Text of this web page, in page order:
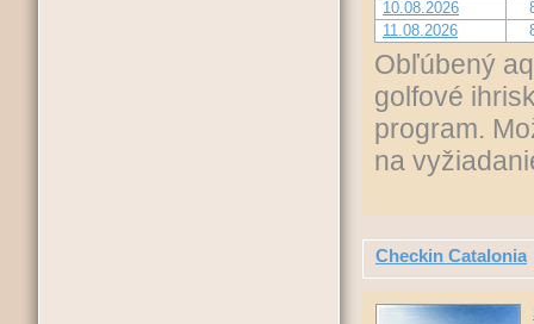
10.08.2026
11.08.2026
Obľúbený
golfové
program.
na
Checkin Catalonia